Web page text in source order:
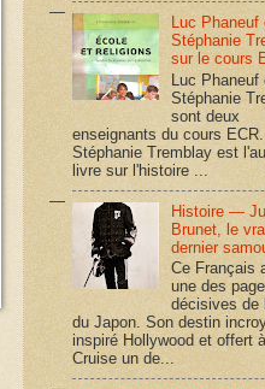
Luc Phaneuf
Stéphanie
sur le cours
Luc Phaneuf
Stéphanie
sont deux
enseignants du cours ECR.
Stéphanie Tremblay est
livre sur l'histoire ...
Histoire —
Brunet, le
dernier
Ce Français
une des
décisives de
du Japon. Son destin
inspiré Hollywood et offert
Cruise un de...